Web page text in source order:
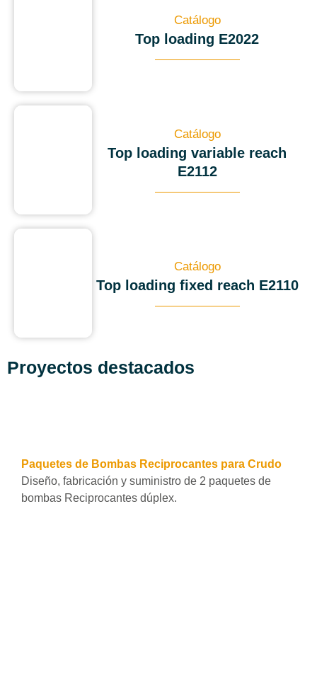
Catálogo
Top loading E2022
Catálogo
Top loading variable reach
E2112
Catálogo
Top loading fixed reach E2110
Proyectos destacados
Paquetes de Bombas Reciprocantes para Crudo
Diseño, fabricación y suministro de 2 paquetes de
bombas Reciprocantes dúplex.